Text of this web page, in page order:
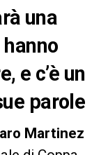
una
e c’è un
parole
Martinez